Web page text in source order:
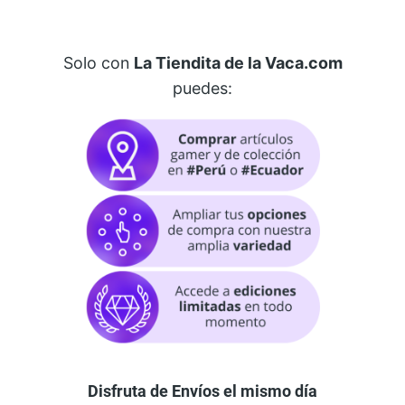
Solo con La Tiendita de la Vaca.com
puedes:
Disfruta de Envíos el mismo día